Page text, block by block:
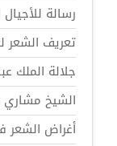
رسالة
تعريف الشعر
جلالة الملك
الشيخ
أغراض الشعر